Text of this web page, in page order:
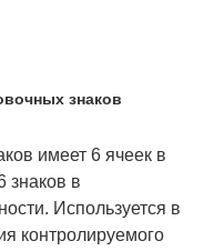
знаков
имеет 6 ячеек в
знаков в
Используется в
контролируемого